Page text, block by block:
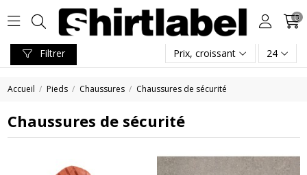
0
Accueil Pieds Chaussures Chaussures de sécurité
Chaussures de sécurité
Filtrer Prix, croissant 24